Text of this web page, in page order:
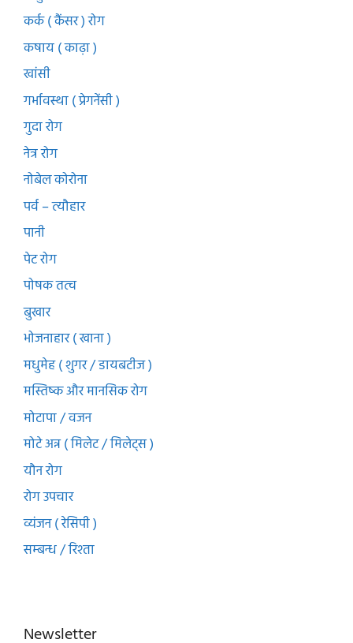
कर्क ( कैंसर ) रोग
कषाय ( काढ़ा )
खांसी
गर्भावस्था ( प्रेगनेंसी )
गुदा रोग
नेत्र रोग
नोबेल कोरोना
पर्व – त्यौहार
पानी
पेट रोग
पोषक तत्व
बुखार
भोजनाहार ( खाना )
मधुमेह ( शुगर / डायबटीज )
मस्तिष्क और मानसिक रोग
मोटापा / वजन
मोटे अन्न ( मिलेट / मिलेट्स )
यौन रोग
रोग उपचार
व्यंजन ( रेसिपी )
सम्बन्ध / रिश्ता
Newsletter